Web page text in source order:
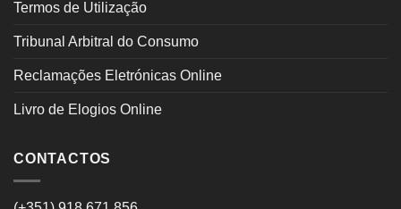
Termos de Utilização
Tribunal Arbitral do Consumo
Reclamações Eletrónicas Online
Livro de Elogios Online
CONTACTOS